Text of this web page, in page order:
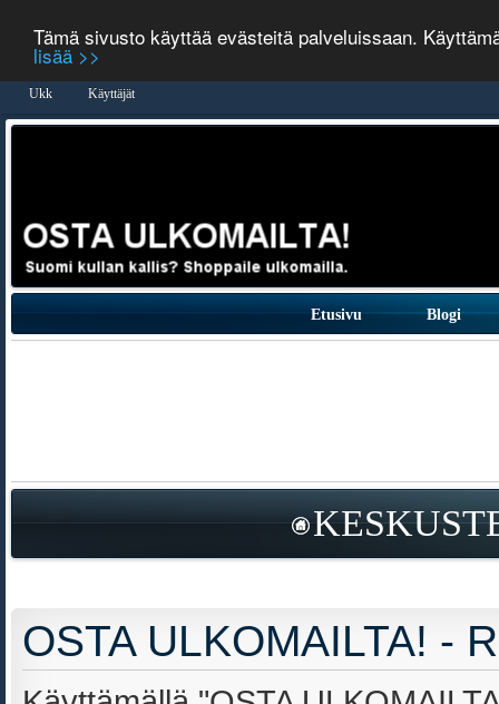
Tämä sivusto käyttää evästeitä palveluissaan.
lisää >>
Ukk Käyttäjät
Etusivu Blogi
OSTA ULKOMAILTA! -